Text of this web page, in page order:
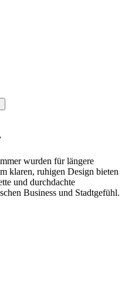
wurden für längere
klaren, ruhigen Design bieten
und durchdachte
Business und Stadtgefühl.